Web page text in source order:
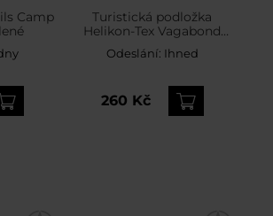
Camp
Turistická podložka
Helikon-Tex Vagabond
Seat Pad Shadow Grey
Odeslání: Ihned
260 Kč